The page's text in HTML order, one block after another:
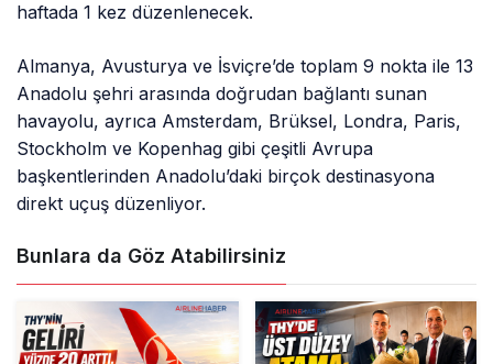
haftada 1 kez düzenlenecek.
Almanya, Avusturya ve İsviçre’de toplam 9 nokta ile 13
Anadolu şehri arasında doğrudan bağlantı sunan
havayolu, ayrıca Amsterdam, Brüksel, Londra, Paris,
Stockholm ve Kopenhag gibi çeşitli Avrupa
başkentlerinden Anadolu’daki birçok destinasyona
direkt uçuş düzenliyor.
Bunlara da Göz Atabilirsiniz